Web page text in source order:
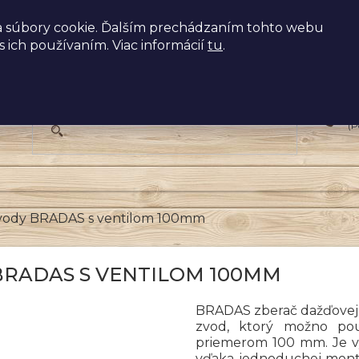
súbory cookie. Ďalším prechádzaním tohto webu
ich používaním. Viac informácií tu.
BRADAS s ventilom 100mm
S VENTILOM 100MM
BRADAS zberač
zvod, ktorý možno
priemerom 100 mm. Je